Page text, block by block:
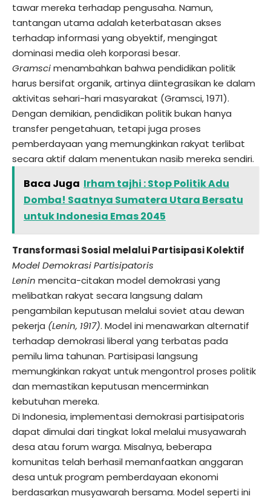
tawar mereka terhadap pengusaha. Namun,
tantangan utama adalah keterbatasan akses
terhadap informasi yang obyektif, mengingat
dominasi media oleh korporasi besar.
Gramscimenambahkan bahwa pendidikan politik
harus bersifat organik, artinya diintegrasikan ke dalam
aktivitas sehari-hari masyarakat (Gramsci, 1971).
Dengan demikian, pendidikan politik bukan hanya
transfer pengetahuan, tetapi juga proses
pemberdayaan yang memungkinkan rakyat terlibat
secara aktif dalam menentukan nasib mereka sendiri.
Baca Juga Irham tajhi : Stop Politik Adu
Domba! Saatnya Sumatera Utara Bersatu
untuk Indonesia Emas 2045
Transformasi Sosial melalui Partisipasi Kolektif
Model Demokrasi Partisipatoris
Lenin mencita-citakan model demokrasi yang
melibatkan rakyat secara langsung dalam
pengambilan keputusan melalui soviet atau dewan
pekerja (Lenin, 1917). Model ini menawarkan alternatif
terhadap demokrasi liberal yang terbatas pada
pemilu lima tahunan. Partisipasi langsung
memungkinkan rakyat untuk mengontrol proses politik
dan memastikan keputusan mencerminkan
kebutuhan mereka.
Di Indonesia, implementasi demokrasi partisipatoris
dapat dimulai dari tingkat lokal melalui musyawarah
desa atau forum warga. Misalnya, beberapa
komunitas telah berhasil memanfaatkan anggaran
desa untuk program pemberdayaan ekonomi
berdasarkan musyawarah bersama. Model seperti ini